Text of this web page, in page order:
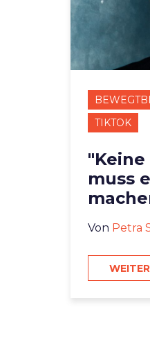
TIKTOK
"Keine
muss
Von Petra